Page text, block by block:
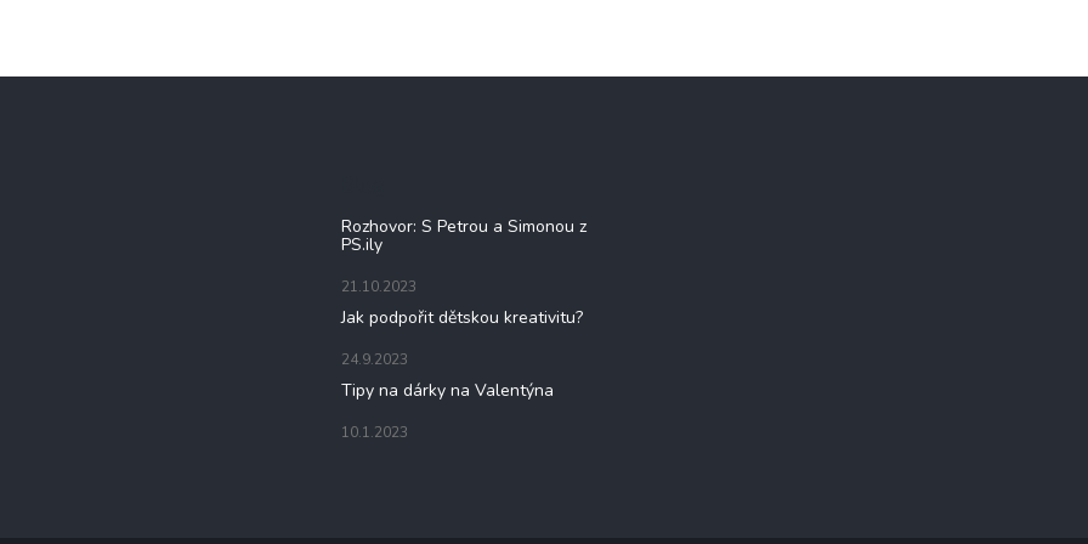
Rozhovor: S Petrou a Simonou z
PS.ily
21.10.2023
Jak podpořit dětskou kreativitu?
24.9.2023
Tipy na dárky na Valentýna
10.1.2023